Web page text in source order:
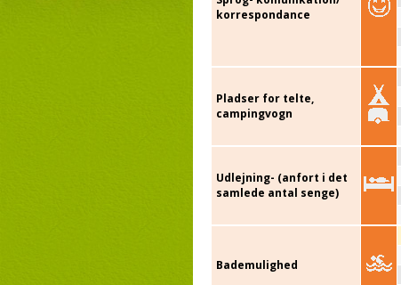
korrespondance
Pladser for telte,
campingvogn
Udlejning- (anfort i det
samlede antal senge)
Bademulighed